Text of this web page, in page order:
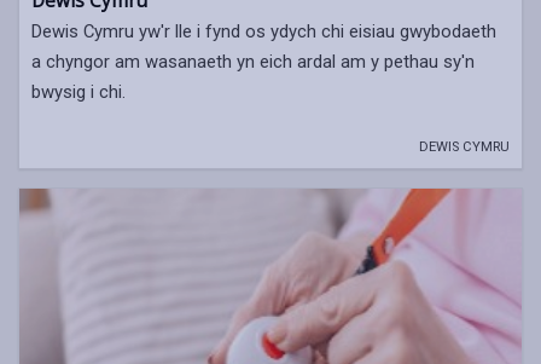
Dewis Cymru yw'r lle i fynd os ydych chi eisiau gwybodaeth
a chyngor am wasanaeth yn eich ardal am y pethau sy'n
bwysig i chi.
DEWIS CYMRU